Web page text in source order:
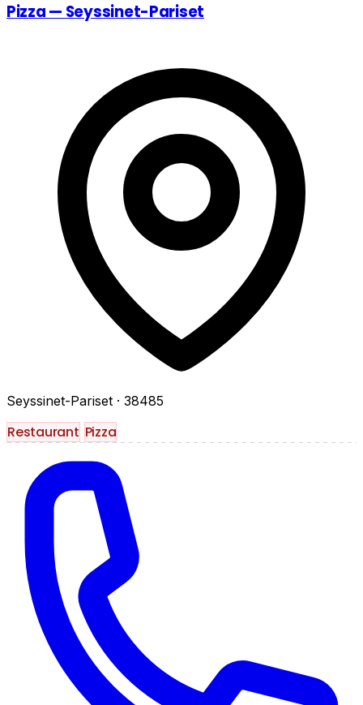
Pizza — Seyssinet-Pariset
Seyssinet-Pariset · 38485
Restaurant Pizza